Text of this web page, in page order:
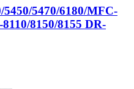
5470/6180/MFC-
8150/8155 DR-